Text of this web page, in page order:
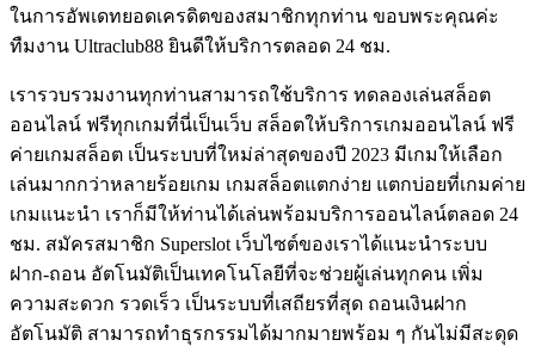
ในการอัพเดทยอดเครดิตของสมาชิกทุกท่าน ขอบพระคุณค่ะ
ทืมงาน Ultraclub88 ยินดีให้บริการตลอด 24 ชม.
เรารวบรวมงานทุกท่านสามารถใช้บริการ ทดลองเล่นสล็อต
ออนไลน์ ฟรีทุกเกมที่นี่เป็นเว็บ สล็อตให้บริการเกมออนไลน์ ฟรี
ค่ายเกมสล็อต เป็นระบบที่ใหม่ล่าสุดของปี 2023 มีเกมให้เลือก
เล่นมากกว่าหลายร้อยเกม เกมสล็อตแตกง่าย แตกบ่อยที่เกมค่าย
เกมแนะนำ เราก็มีให้ท่านได้เล่นพร้อมบริการออนไลน์ตลอด 24
ชม. สมัครสมาชิก Superslot เว็บไซต์ของเราได้แนะนำระบบ
ฝาก-ถอน อัตโนมัติเป็นเทคโนโลยีที่จะช่วยผู้เล่นทุกคน เพิ่ม
ความสะดวก รวดเร็ว เป็นระบบที่เสถียรที่สุด ถอนเงินฝาก
อัตโนมัติ สามารถทำธุรกรรมได้มากมายพร้อม ๆ กันไม่มีสะดุด